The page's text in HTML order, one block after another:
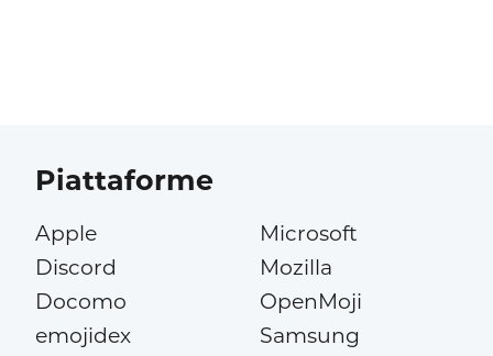
Piattaforme
Apple
Discord
Docomo
emojidex
Microsoft
Mozilla
OpenMoji
Samsung